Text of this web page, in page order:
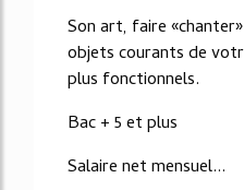
Son art, faire
objets courants de
plus fonctionnels.
Bac + 5 et plus
Salaire net mensuel...